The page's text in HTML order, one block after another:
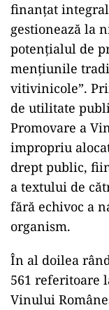
finanţat
gestionează la
potenţialul de
menţiunile
vitivinicole”.
de utilitate
Promovare a
impropriu
drept public,
a textului de
fără echivoc a
organism.
În al doilea
561 referitoare
Vinului